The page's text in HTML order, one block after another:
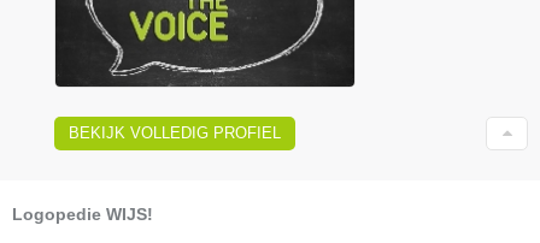
BEKIJK VOLLEDIG PROFIEL
Logopedie WIJS!